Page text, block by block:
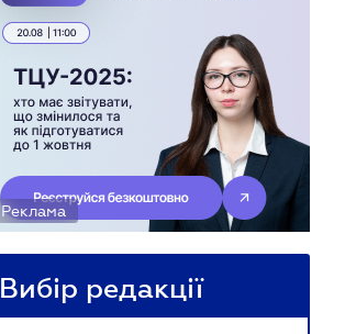
Реклама
Вибір редакції